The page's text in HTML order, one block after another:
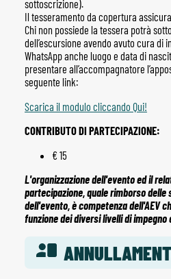
sottoscrizione).
Il tesseramento da copertura
Chi non possiede la tessera potrà
dell’escursione avendo avuto cura di
WhatsApp anche luogo e data di
presentare all’accompagnatore
seguente link:
Scarica il modulo cliccando Qui!
CONTRIBUTO DI PARTECIPAZIONE:
€ 15
L'organizzazione dell'evento ed il
partecipazione, quale rimborso delle
dell'evento, è competenza dell'AEV
funzione dei diversi livelli di